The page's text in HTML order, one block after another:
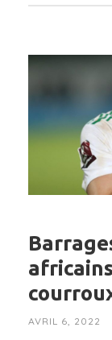
AVRIL 6, 2022